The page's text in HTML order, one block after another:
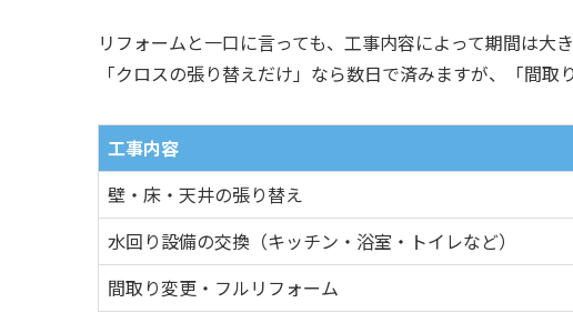
リフォームと一口に言っても、工事内容によって期間は大き
「クロスの張り替えだけ」なら数日で済みますが、「間
工事内容
壁・床・天井の張り替え
水回り設備の交換（キッチン・浴室・トイレなど）
間取り変更・フルリフォーム